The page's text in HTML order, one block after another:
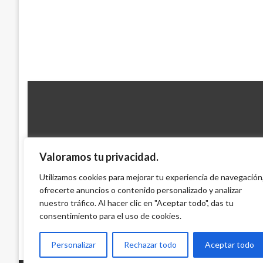
Valoramos tu privacidad.
Utilizamos cookies para mejorar tu experiencia de navegación,
ofrecerte anuncios o contenido personalizado y analizar
nuestro tráfico. Al hacer clic en "Aceptar todo", das tu
consentimiento para el uso de cookies.
Personalizar Rechazar todo Aceptar todo
ADOLFO BECK
Colombia vive un punto de quiebre en la
corrupción
Mario Murcia lunes febrero 28, 2011